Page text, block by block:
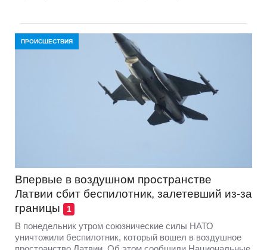
ПРОИСШЕСТВИЯ
Впервые в воздушном пространстве
Латвии сбит беспилотник, залетевший из-за
границы
1
В понедельник утром союзнические силы НАТО
уничтожили беспилотник, который вошел в воздушное